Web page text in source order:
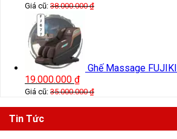
Giá cũ: 38.000.000₫
Ghế Massage
19.000.000 ₫
Giá cũ: 35.000.000₫
Tin Tức